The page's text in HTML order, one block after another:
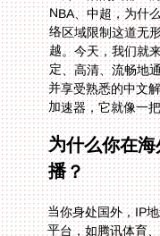
加速器，它就像一
为什么你在
播？
当你身处国外，IP
平台，如腾讯体育
议，只能向中国大